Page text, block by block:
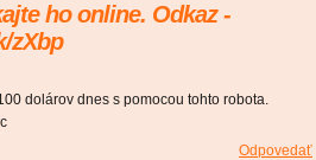
ho online. Odkaz -
zXbp
dolárov dnes s pomocou tohto robota.
Odpovedať